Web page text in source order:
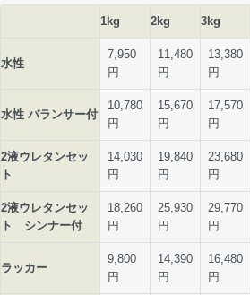
1kg 2kg 3kg
水性
7,950
円
11,480
円
13,380
円
水性 バランサー付
10,780
円
15,670
円
17,570
円
2液ウレタンセッ
ト
14,030
円
19,840
円
23,680
円
2液ウレタンセッ
ト シンナー付
18,260
円
25,930
円
29,770
円
ラッカー
9,800
円
14,390
円
16,480
円